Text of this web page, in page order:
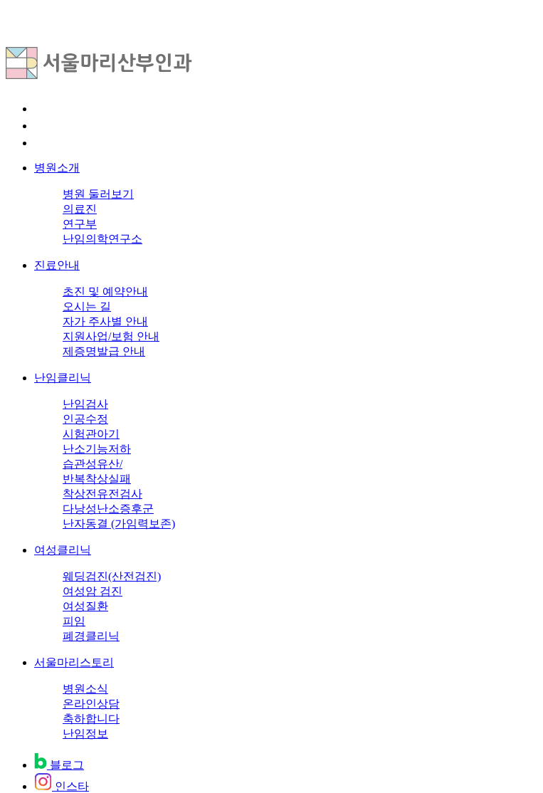
병원소개
병원 둘러보기
의료진
연구부
난임의학연구소
진료안내
초진 및 예약안내
오시는 길
자가 주사별 안내
지원사업/보험 안내
제증명발급 안내
난임클리닉
난임검사
인공수정
시험관아기
난소기능저하
습관성유산/
반복착상실패
착상전유전검사
다낭성난소증후군
난자동결 (가임력보존)
여성클리닉
웨딩검진(산전검진)
여성암 검진
여성질환
피임
폐경클리닉
서울마리스토리
병원소식
온라인상담
축하합니다
난임정보
블로그
인스타